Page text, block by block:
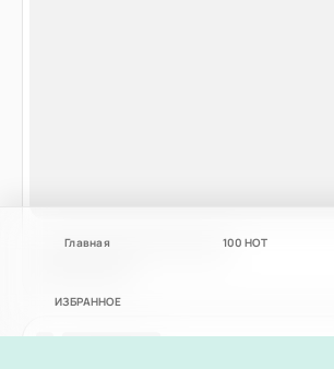
Главная 100 НОТ
ИЗБРАННОЕ